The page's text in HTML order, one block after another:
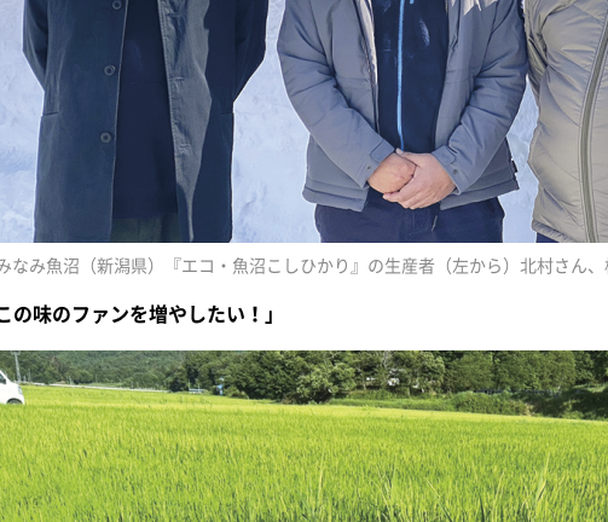
なみ魚沼（新潟県）『エコ・魚沼こしひかり』の生産者（左から）北村さん
の味のファンを増やしたい！」